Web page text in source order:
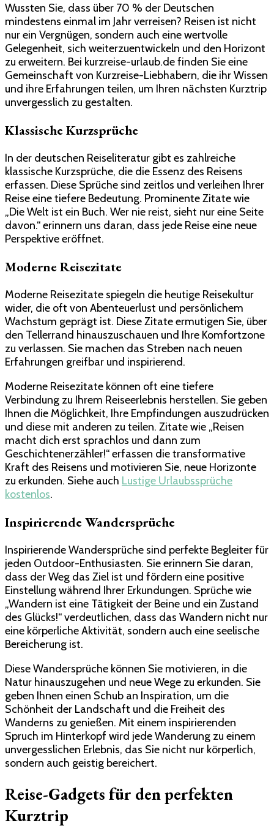
Wussten Sie, dass über 70 % der Deutschen
mindestens einmal im Jahr verreisen? Reisen ist nicht
nur ein Vergnügen, sondern auch eine wertvolle
Gelegenheit, sich weiterzuentwickeln und den Horizont
zu erweitern. Bei kurzreise-urlaub.de finden Sie eine
Gemeinschaft von Kurzreise-Liebhabern, die ihr Wissen
und ihre Erfahrungen teilen, um Ihren nächsten Kurztrip
unvergesslich zu gestalten.
Klassische Kurzsprüche
In der deutschen Reiseliteratur gibt es zahlreiche
klassische Kurzsprüche, die die Essenz des Reisens
erfassen. Diese Sprüche sind zeitlos und verleihen Ihrer
Reise eine tiefere Bedeutung. Prominente Zitate wie
„Die Welt ist ein Buch. Wer nie reist, sieht nur eine Seite
davon.“ erinnern uns daran, dass jede Reise eine neue
Perspektive eröffnet.
Moderne Reisezitate
Moderne Reisezitate spiegeln die heutige Reisekultur
wider, die oft von Abenteuerlust und persönlichem
Wachstum geprägt ist. Diese Zitate ermutigen Sie, über
den Tellerrand hinauszuschauen und Ihre Komfortzone
zu verlassen. Sie machen das Streben nach neuen
Erfahrungen greifbar und inspirierend.
Moderne Reisezitate können oft eine tiefere
Verbindung zu Ihrem Reiseerlebnis herstellen. Sie geben
Ihnen die Möglichkeit, Ihre Empfindungen auszudrücken
und diese mit anderen zu teilen. Zitate wie „Reisen
macht dich erst sprachlos und dann zum
Geschichtenerzähler!“ erfassen die transformative
Kraft des Reisens und motivieren Sie, neue Horizonte
zu erkunden. Siehe auch Lustige Urlaubssprüche
kostenlos.
Inspirierende Wandersprüche
Inspirierende Wandersprüche sind perfekte Begleiter für
jeden Outdoor-Enthusiasten. Sie erinnern Sie daran,
dass der Weg das Ziel ist und fördern eine positive
Einstellung während Ihrer Erkundungen. Sprüche wie
„Wandern ist eine Tätigkeit der Beine und ein Zustand
des Glücks!“ verdeutlichen, dass das Wandern nicht nur
eine körperliche Aktivität, sondern auch eine seelische
Bereicherung ist.
Diese Wandersprüche können Sie motivieren, in die
Natur hinauszugehen und neue Wege zu erkunden. Sie
geben Ihnen einen Schub an Inspiration, um die
Schönheit der Landschaft und die Freiheit des
Wanderns zu genießen. Mit einem inspirierenden
Spruch im Hinterkopf wird jede Wanderung zu einem
unvergesslichen Erlebnis, das Sie nicht nur körperlich,
sondern auch geistig bereichert.
Reise-Gadgets für den perfekten
Kurztrip